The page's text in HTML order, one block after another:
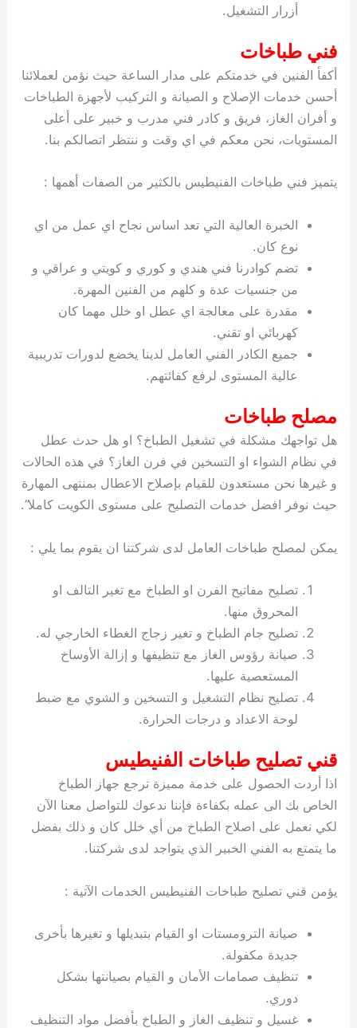
أزرار التشغيل.
فني طباخات
أكفأ الفنين في خدمتكم على مدار الساعة حيث نؤمن لعملائنا
أحسن خدمات الإصلاح و الصيانة و التركيب لأجهزة الطباخات
و أفران الغاز، فريق و كادر فني مدرب و خبير على أعلى
المستويات، نحن معكم في اي وقت و ننتظر اتصالكم بنا.
يتميز فني طباخات الفنيطيس بالكثير من الصفات أهمها :
الخبرة العالية التي تعد اساس نجاح اي عمل من اي
نوع كان.
تضم كوادرنا فني هندي و كوري و كويتي و عراقي و
من جنسيات عدة و كلهم من الفنين المهرة.
مقدرة على معالجة اي عطل او خلل مهما كان
كهربائي او تقني.
جميع الكادر الفني العامل لدينا يخضع لدورات تدريبية
عالية المستوى لرفع كفائتهم.
مصلح طباخات
هل تواجهك مشكلة في تشغيل الطباخ؟ او هل حدث عطل
في نظام الشواء او التسخين في فرن الغاز؟ في هذه الحالات
و غيرها نحن مستعدون للقيام بإصلاح الاعطال بمنتهى المهارة
حيث نوفر افضل خدمات التصليح على مستوى الكويت كاملا”.
يمكن لمصلح طباخات العامل لدى شركتنا ان يقوم بما يلي :
تصليح مفاتيح الفرن او الطباخ مع تغير التالف او
المحروق منها.
تصليح جام الطباخ و تغير زجاج الغطاء الخارجي له.
صيانة رؤوس الغاز مع تنظيفها و إزالة الأوساخ
المستعصية عليها.
تصليح نظام التشغيل و التسخين و الشوي مع ضبط
لوحة الاعداد و درجات الحرارة.
قني تصليح طباخات الفنيطيس
اذا أردت الحصول على خدمة مميزة ترجع جهاز الطباخ
الخاص بك الى عمله بكفاءة فإننا ندعوك للتواصل معنا الآن
لكي نعمل على اصلاح الطباخ من أي خلل كان و ذلك بفضل
ما يتمتع به الفني الخبير الذي يتواجد لدى شركتنا.
يؤمن قني تصليح طباخات الفنيطيس الخدمات الآتية :
صيانة الترومستات او القيام بتبديلها و تغيرها بأخرى
جديدة مكفولة.
تنظيف صمامات الأمان و القيام بصيانتها بشكل
دوري.
غسيل و تنظيف الغاز و الطباخ بأفضل مواد التنظيف